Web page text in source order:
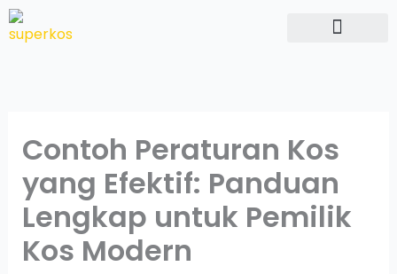
Skip
to
Contoh Peraturan Kos
yang Efektif: Panduan
Lengkap untuk Pemilik
Kos Modern